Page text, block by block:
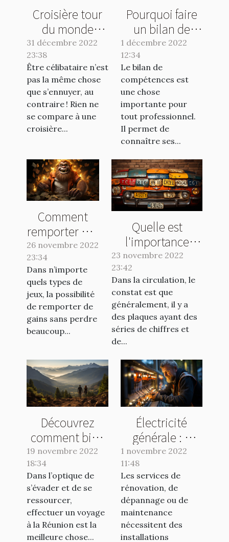
Croisière tour
du monde
célibataire :
pourquoi une
croisière solo ?
31 décembre 2022
23:38
Être célibataire n’est
pas la même chose
que s’ennuyer, au
contraire ! Rien ne
se compare à une
croisière...
Pourquoi faire
un bilan de
compétences ?
1 décembre 2022
12:34
Le bilan de
compétences est
une chose
importante pour
tout professionnel.
Il permet de
connaître ses...
Comment
remporter des
gains en
jouant au
Crash Casino
?
26 novembre 2022
23:34
Dans n’importe
quels types de
jeux, la possibilité
de remporter de
gains sans perdre
beaucoup...
Quelle est
l'importance
d'une plaque
d'immatriculation
?
23 novembre 2022
23:42
Dans la circulation, le
constat est que
généralement, il y a
des plaques ayant des
séries de chiffres et
de...
Découvrez
comment bien
organiser vos
voyages à la
Réunion
19 novembre 2022
18:34
Dans l’optique de
s’évader et de se
ressourcer,
effectuer un voyage
à la Réunion est la
meilleure chose...
Électricité
générale : à
quel spécialiste
s’adresser ?
1 novembre 2022
11:48
Les services de
rénovation, de
dépannage ou de
maintenance
nécessitent des
installations